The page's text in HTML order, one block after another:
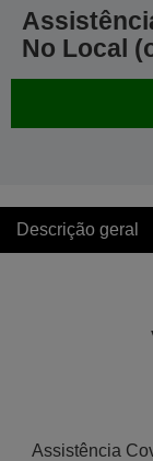
No Local
Descrição geral
Assistência